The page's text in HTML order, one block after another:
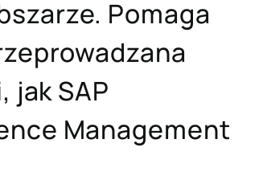
Pomaga
SAP
Management